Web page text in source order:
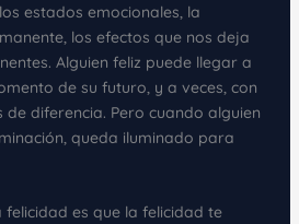
estados emocionales, la
los efectos que nos deja
Alguien feliz puede llegar a
de su futuro, y a veces, con
de diferencia. Pero cuando alguien
queda iluminado para
es que la felicidad te